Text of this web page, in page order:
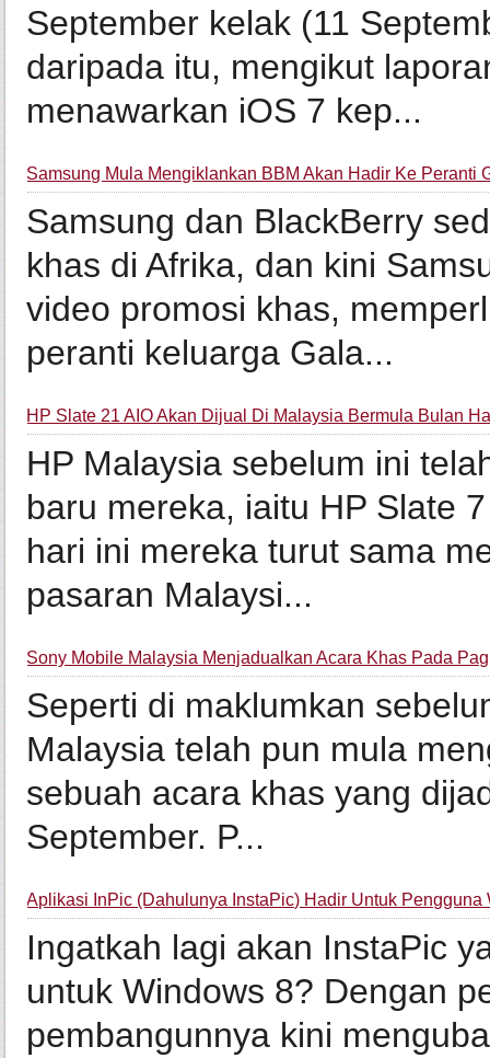
September kelak (11
daripada itu, mengikut
menawarkan iOS 7 kep...
Samsung Mula Mengiklankan BBM Akan Hadir Ke Peranti
Samsung dan BlackBerry
khas di Afrika, dan kini
video promosi khas,
peranti keluarga Gala...
HP Slate 21 AIO Akan Dijual Di Malaysia Bermula Bulan
HP Malaysia sebelum ini
baru mereka, iaitu HP Slate
hari ini mereka turut sama
pasaran Malaysi...
Sony Mobile Malaysia Menjadualkan Acara Khas Pada
Seperti di maklumkan
Malaysia telah pun mula
sebuah acara khas yang
September. P...
Aplikasi InPic (Dahulunya InstaPic) Hadir Untuk Pengguna
Ingatkah lagi akan InstaPic
untuk Windows 8? Dengan
pembangunnya kini